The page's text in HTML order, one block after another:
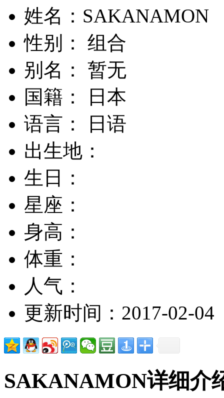
姓名：SAKANAMON
性别： 组合
别名： 暂无
国籍： 日本
语言： 日语
出生地：
生日：
星座：
身高：
体重：
人气：
更新时间：2017-02-04
SAKANAMON详细介